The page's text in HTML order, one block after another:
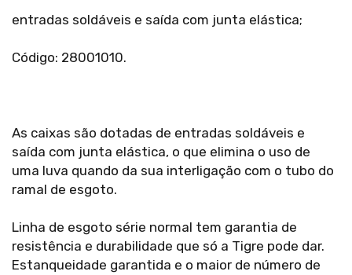
entradas soldáveis e saída com junta elástica;
Código: 28001010.
As caixas são dotadas de entradas soldáveis e
saída com junta elástica, o que elimina o uso de
uma luva quando da sua interligação com o tubo do
ramal de esgoto.
Linha de esgoto série normal tem garantia de
resistência e durabilidade que só a Tigre pode dar.
Estanqueidade garantida e o maior de número de